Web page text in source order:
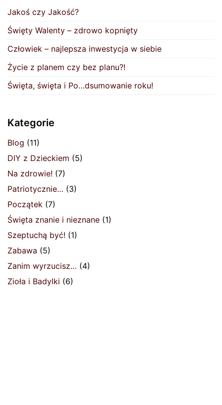
Jakoś czy Jakość?
Święty Walenty – zdrowo kopnięty
Człowiek – najlepsza inwestycja w siebie
Życie z planem czy bez planu?!
Święta, święta i Po…dsumowanie roku!
Kategorie
Blog (11)
DIY z Dzieckiem (5)
Na zdrowie! (7)
Patriotycznie… (3)
Początek (7)
Święta znanie i nieznane (1)
Szeptuchą być! (1)
Zabawa (5)
Zanim wyrzucisz… (4)
Zioła i Badylki (6)